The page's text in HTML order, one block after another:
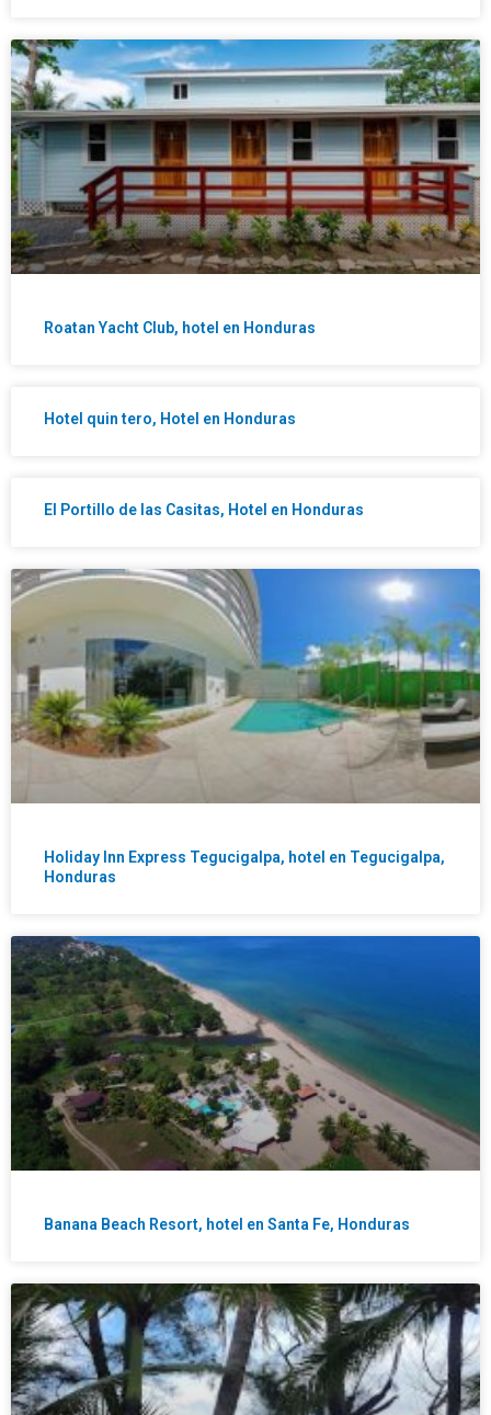
Roatan Yacht Club, hotel en Honduras
Hotel quin tero, Hotel en Honduras
El Portillo de las Casitas, Hotel en Honduras
Holiday Inn Express Tegucigalpa, hotel en Tegucigalpa,
Honduras
Banana Beach Resort, hotel en Santa Fe, Honduras